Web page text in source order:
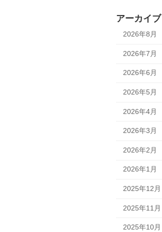
アーカイブ
2026年8月
2026年7月
2026年6月
2026年5月
2026年4月
2026年3月
2026年2月
2026年1月
2025年12月
2025年11月
2025年10月